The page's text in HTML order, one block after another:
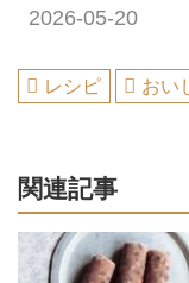
2026-05-20
レシピ おい
関連記事